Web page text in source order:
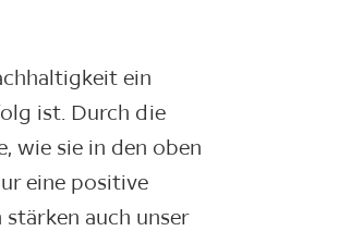
ein
ist. Durch die
wie sie in den oben
eine positive
auch unser